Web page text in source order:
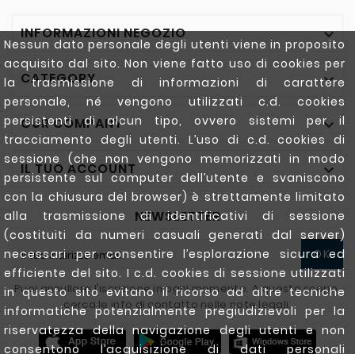
Nessun dato personale degli utenti viene in proposito
acquisito dal sito. Non viene fatto uso di cookies per
la trasmissione di informazioni di carattere
personale, né vengono utilizzati c.d. cookies
persistenti di alcun tipo, ovvero sistemi per il
tracciamento degli utenti. L’uso di c.d. cookies di
sessione (che non vengono memorizzati in modo
persistente sul computer dell’utente e svaniscono
con la chiusura del browser) è strettamente limitato
alla trasmissione di identificativi di sessione
(costituiti da numeri casuali generati dal server)
necessari per consentire l’esplorazione sicura ed
efficiente del sito. I c.d. cookies di sessione utilizzati
in questo sito evitano il ricorso ad altre tecniche
informatiche potenzialmente pregiudizievoli per la
riservatezza della navigazione degli utenti e non
consentono l’acquisizione di dati personali
INFORMAZIONI NEGOZIO 
CATEGORY 
OUR COMPANY 
IL TUO ACCOUNT 
NEWSLETTER
OK
Puoi annullare l'iscrizione in ogni momento. A questo scopo,
cerca le info di contatto nelle note legali.